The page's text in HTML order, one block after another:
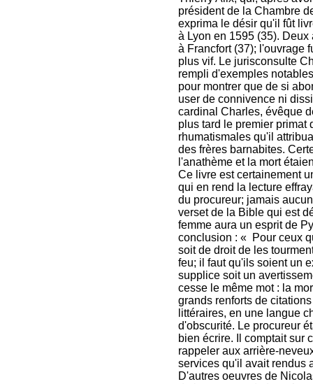
président de la Chambre
exprima le désir qu'il fût
à Lyon en 1595 (35).
à Francfort (37); l'ouvrage
plus vif. Le jurisconsulte
rempli d'exemples
pour montrer que de si
user de connivence ni
cardinal Charles, évêque
plus tard le premier primat
rhumatismales qu'il
des frères barnabites.
l'anathème et la mort
Ce livre est certainement
qui en rend la lecture
du procureur; jamais
verset de la Bible qui est
femme aura un esprit de
conclusion : « Pour ceux
soit de droit de les
feu; il faut qu'ils soient un
supplice soit un
cesse le même mot : la
grands renforts de
littéraires, en une langue
d'obscurité. Le procureur
bien écrire. Il comptait sur
rappeler aux arrière-
services qu'il avait rendus
D'autres oeuvres de